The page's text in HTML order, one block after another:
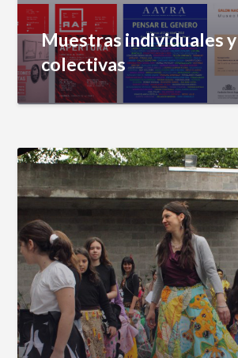
Muestras individuales y
colectivas